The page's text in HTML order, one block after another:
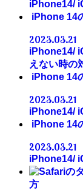
iPhone14/
iPhone 14
2023.03.21
iPhone14/
えない時の
iPhone 14
2023.03.21
iPhone14/
iPhone 14
2023.03.21
iPhone14/
方